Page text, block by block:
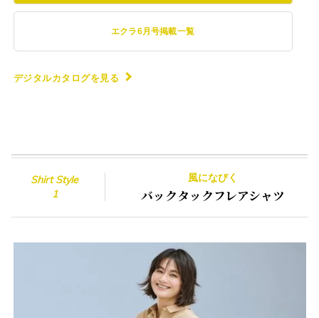
エクラ6月号掲載一覧
デジタルカタログを見る
Shirt Style
1
風になびく
バックタックフレアシャツ